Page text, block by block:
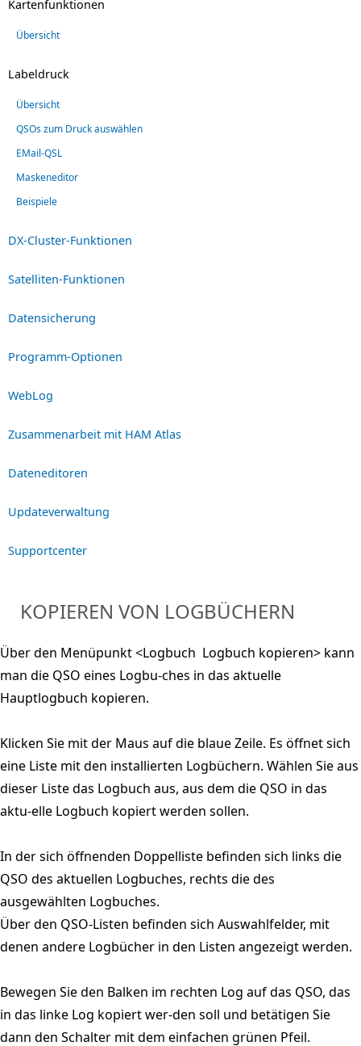
Kartenfunktionen
Übersicht
Labeldruck
Übersicht
QSOs zum Druck auswählen
EMail-QSL
Maskeneditor
Beispiele
DX-Cluster-Funktionen
Satelliten-Funktionen
Datensicherung
Programm-Optionen
WebLog
Zusammenarbeit mit HAM Atlas
Dateneditoren
Updateverwaltung
Supportcenter
KOPIEREN VON LOGBÜCHERN
Über den Menüpunkt <Logbuch  Logbuch kopieren> kann
man die QSO eines Logbu-ches in das aktuelle
Hauptlogbuch kopieren.
Klicken Sie mit der Maus auf die blaue Zeile. Es öffnet sich
eine Liste mit den installierten Logbüchern. Wählen Sie aus
dieser Liste das Logbuch aus, aus dem die QSO in das
aktu-elle Logbuch kopiert werden sollen.
In der sich öffnenden Doppelliste befinden sich links die
QSO des aktuellen Logbuches, rechts die des
ausgewählten Logbuches.
Über den QSO-Listen befinden sich Auswahlfelder, mit
denen andere Logbücher in den Listen angezeigt werden.
Bewegen Sie den Balken im rechten Log auf das QSO, das
in das linke Log kopiert wer-den soll und betätigen Sie
dann den Schalter mit dem einfachen grünen Pfeil.